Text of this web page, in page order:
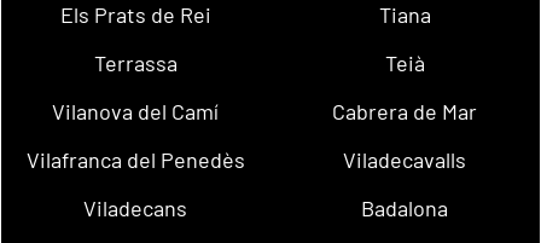
Els Prats de Rei
Tiana
Terrassa
Teià
Vilanova del Camí
Cabrera de Mar
Vilafranca del Penedès
Viladecavalls
Viladecans
Badalona